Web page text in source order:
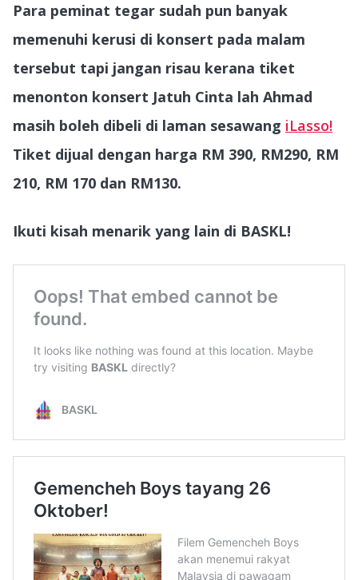
Para peminat tegar sudah pun banyak
memenuhi kerusi di konsert pada malam
tersebut tapi jangan risau kerana tiket
menonton konsert Jatuh Cinta lah Ahmad
masih boleh dibeli di laman sesawang iLasso!
Tiket dijual dengan harga RM 390, RM290, RM
210, RM 170 dan RM130.
Ikuti kisah menarik yang lain di BASKL!